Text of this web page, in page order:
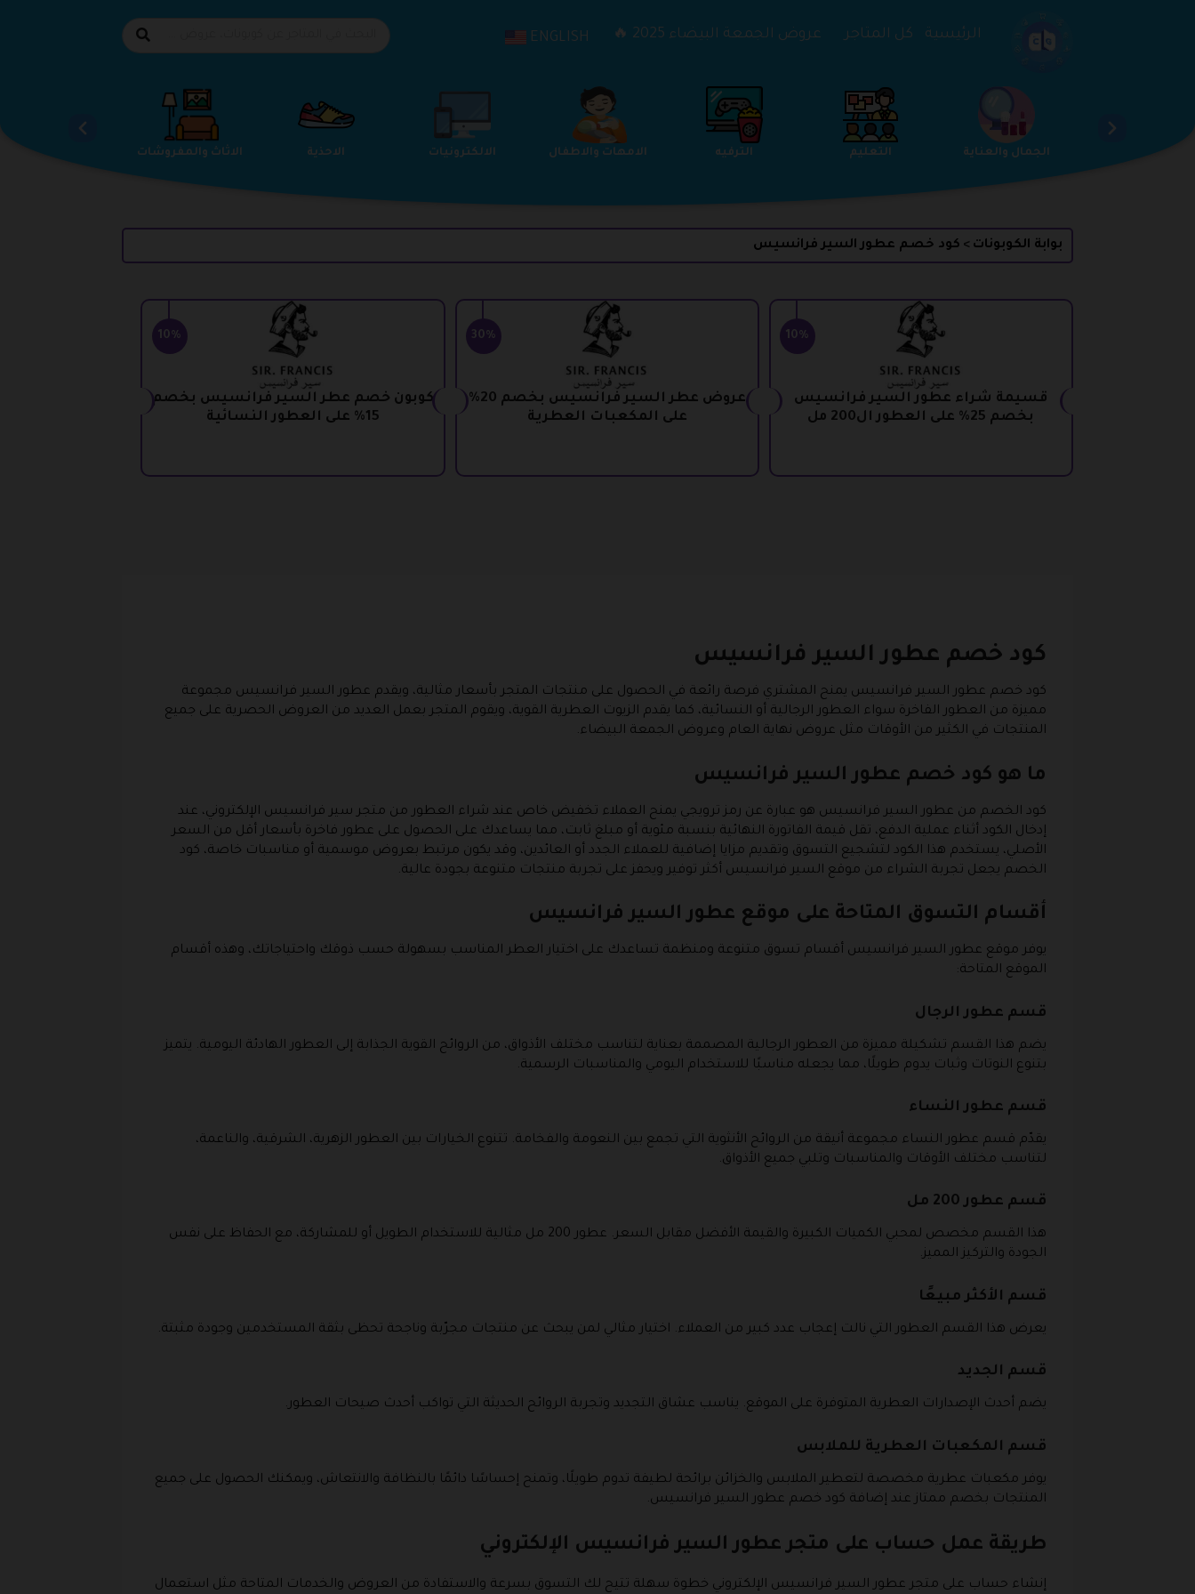
الرئيسية كل المتاجر عروض الجمعة البيضاء 2025 🔥 ENGLISH
استضافة المواقع الاثاث والمفروشات الاحذية الالكترونيات الامهات والاطفال الترفيه التعليم الجمال والعناية الخدمات
بوابة الكوبونات > كود خصم عطور السير فرانسيس
10%
قسيمة شراء عطور السير فرانسيس
بخصم 25% على العطور ال200 مل
30%
عروض عطر السير فرانسيس بخصم 20%
على المكعبات العطرية
10%
كوبون خصم عطر السير فرانسيس بخصم
15% على العطور النسائية
كود خصم عطور السير فرانسيس
كود خصم عطور السير فرانسيس يمنح المشتري فرصة رائعة في الحصول على منتجات المتجر بأسعار مثالية، ويقدم عطور السير فرانسيس مجموعة
مميزة من العطور الفاخرة سواء العطور الرجالية أو النسائية، كما يقدم الزيوت العطرية القوية، ويقوم المتجر بعمل العديد من العروض الحصرية على جميع
المنتجات في الكثير من الأوقات مثل عروض نهاية العام وعروض الجمعة البيضاء.
ما هو كود خصم عطور السير فرانسيس
كود الخصم من عطور السير فرانسيس هو عبارة عن رمز ترويجي يمنح العملاء تخفيض خاص عند شراء العطور من متجر سير فرانسيس الإلكتروني، عند
إدخال الكود أثناء عملية الدفع، تقل قيمة الفاتورة النهائية بنسبة مئوية أو مبلغ ثابت، مما يساعدك على الحصول على عطور فاخرة بأسعار أقل من السعر
الأصلي، يستخدم هذا الكود لتشجيع التسوق وتقديم مزايا إضافية للعملاء الجدد أو العائدين، وقد يكون مرتبط بعروض موسمية أو مناسبات خاصة، كود
الخصم يجعل تجربة الشراء من موقع السير فرانسيس أكثر توفير ويحفز على تجربة منتجات متنوعة بجودة عالية.
أقسام التسوق المتاحة على موقع عطور السير فرانسيس
يوفر موقع عطور السير فرانسيس أقسام تسوق متنوعة ومنظمة تساعدك على اختيار العطر المناسب بسهولة حسب ذوقك واحتياجاتك، وهذه أقسام
الموقع المتاحة:
قسم عطور الرجال
يضم هذا القسم تشكيلة مميزة من العطور الرجالية المصممة بعناية لتناسب مختلف الأذواق، من الروائح القوية الجذابة إلى العطور الهادئة اليومية. يتميز
بتنوع النوتات وثبات يدوم طويلًا، مما يجعله مناسبًا للاستخدام اليومي والمناسبات الرسمية.
قسم عطور النساء
يقدّم قسم عطور النساء مجموعة أنيقة من الروائح الأنثوية التي تجمع بين النعومة والفخامة. تتنوع الخيارات بين العطور الزهرية، الشرقية، والناعمة،
لتناسب مختلف الأوقات والمناسبات وتلبي جميع الأذواق.
قسم عطور 200 مل
هذا القسم مخصص لمحبي الكميات الكبيرة والقيمة الأفضل مقابل السعر. عطور 200 مل مثالية للاستخدام الطويل أو للمشاركة، مع الحفاظ على نفس
الجودة والتركيز المميز.
قسم الأكثر مبيعًا
يعرض هذا القسم العطور التي نالت إعجاب عدد كبير من العملاء. اختيار مثالي لمن يبحث عن منتجات مجرّبة وناجحة تحظى بثقة المستخدمين وجودة مثبتة.
قسم الجديد
يضم أحدث الإصدارات العطرية المتوفرة على الموقع. يناسب عشاق التجديد وتجربة الروائح الحديثة التي تواكب أحدث صيحات العطور.
قسم المكعبات العطرية للملابس
يوفر مكعبات عطرية مخصصة لتعطير الملابس والخزائن برائحة لطيفة تدوم طويلًا، وتمنح إحساسًا دائمًا بالنظافة والانتعاش، ويمكنك الحصول على جميع
المنتجات بخصم ممتاز عند إضافة كود خصم عطور السير فرانسيس.
طريقة عمل حساب على متجر عطور السير فرانسيس الإلكتروني
إنشاء حساب على متجر عطور السير فرانسيس الإلكتروني خطوة سهلة تتيح لك التسوق بسرعة والاستفادة من العروض والخدمات المتاحة مثل استعمال